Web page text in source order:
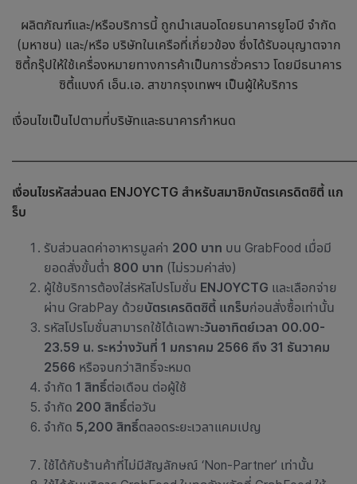
ผลิตภัณฑ์และ/หรือบริการนี้ ถูกนำเสนอโดยธนาคารยูโอบี จำกัด
(มหาชน) และ/หรือ บริษัทในเครือที่เกี่ยวข้อง ซึ่งได้รับอนุญาตจาก
ซิตี้กรุ๊ปให้ใช้เครื่องหมายทางการค้าเป็นการชั่วคราว โดยมีธนาคาร
ซิตี้แบงก์ เอ็น.เอ. สาขากรุงเทพฯ เป็นผู้ให้บริการ
เงื่อนไขเป็นไปตามที่บริษัทและธนาคารกำหนด
เงื่อนไขรหัสส่วนลด ENJOYCTG สำหรับสมาชิกบัตรเครดิตซิตี้ แก
ร็บ
รับส่วนลดค่าอาหารมูลค่า 200 บาท บน GrabFood เมื่อมี
ยอดสั่งขั้นต่ำ 800 บาท (ไม่รวมค่าส่ง)
ผู้ใช้บริการต้องใส่รหัสโปรโมชั่น ENJOYCTG และเลือกจ่าย
ผ่าน GrabPay ด้วยบัตรเครดิตซิตี้ แกร็บก่อนสั่งซื้อเท่านั้น
รหัสโปรโมชั่นสามารถใช้ได้เฉพาะวันอาทิตย์เวลา 00.00-
23.59 น. ระหว่างวันที่ 1 มกราคม 2566 ถึง 31 ธันวาคม
2566 หรือจนกว่าสิทธิ์จะหมด
จำกัด 1 สิทธิ์ต่อเดือน ต่อผู้ใช้
จำกัด 200 สิทธิ์ต่อวัน
จำกัด 5,200 สิทธิ์ตลอดระยะเวลาแคมเปญ
ใช้ได้กับร้านค้าที่ไม่มีสัญลักษณ์ ‘Non-Partner’ เท่านั้น